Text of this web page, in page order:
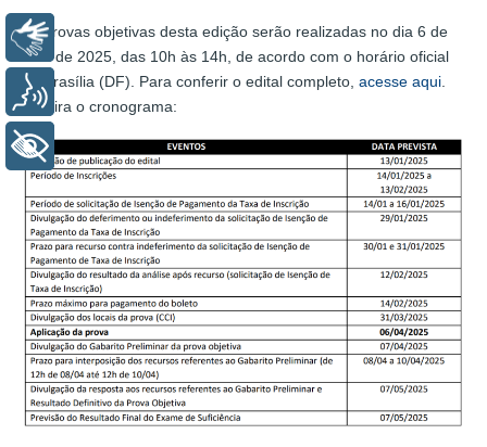
As provas objetivas desta edição serão realizadas no dia 6 de
abril de 2025, das 10h às 14h, de acordo com o horário oficial
de Brasília (DF). Para conferir o edital completo, acesse aqui
Confira o cronograma:
Libras
Voz
+ Acessibilidade